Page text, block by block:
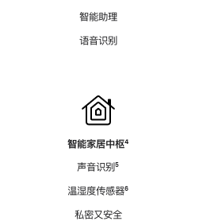
智能助理
语音识别
智能家居中枢脚
⁴
声音识别脚
⁵
温湿度传感器脚
⁶
私密又安全